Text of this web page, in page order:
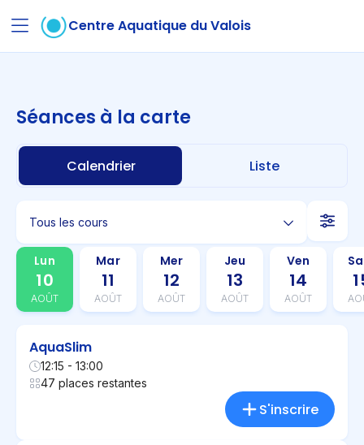
Centre Aquatique du Valois
Séances à la carte
Calendrier Liste
Tous les cours
Lun
10
AOÛT
Mar
11
AOÛT
Mer
12
AOÛT
Jeu
13
AOÛT
Ven
14
AOÛT
AquaSlim
12:15 - 13:00
47 places restantes
S'inscrire